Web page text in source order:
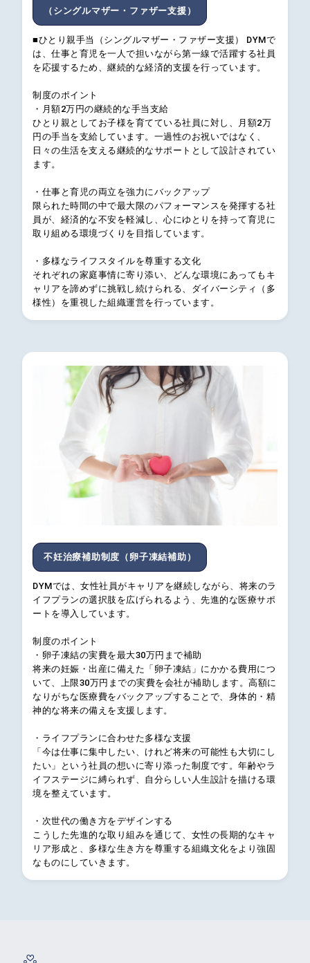
（シングルマザー・ファザー支援）
■ひとり親手当（シングルマザー・ファザー支援） DYMで
は、仕事と育児を一人で担いながら第一線で活躍する社員
を応援するため、継続的な経済的支援を行っています。
制度のポイント
・月額2万円の継続的な手当支給
ひとり親としてお子様を育てている社員に対し、月額2万
円の手当を支給しています。一過性のお祝いではなく、
日々の生活を支える継続的なサポートとして設計されてい
ます。
・仕事と育児の両立を強力にバックアップ
限られた時間の中で最大限のパフォーマンスを発揮する社
員が、経済的な不安を軽減し、心にゆとりを持って育児に
取り組める環境づくりを目指しています。
・多様なライフスタイルを尊重する文化
それぞれの家庭事情に寄り添い、どんな環境にあってもキ
ャリアを諦めずに挑戦し続けられる、ダイバーシティ（多
様性）を重視した組織運営を行っています。
不妊治療補助制度（卵子凍結補助）
DYMでは、女性社員がキャリアを継続しながら、将来のラ
イフプランの選択肢を広げられるよう、先進的な医療サポ
ートを導入しています。
制度のポイント
・卵子凍結の実費を最大30万円まで補助
将来の妊娠・出産に備えた「卵子凍結」にかかる費用につ
いて、上限30万円までの実費を会社が補助します。高額に
なりがちな医療費をバックアップすることで、身体的・精
神的な将来の備えを支援します。
・ライフプランに合わせた多様な支援
「今は仕事に集中したい、けれど将来の可能性も大切にし
たい」という社員の想いに寄り添った制度です。年齢やラ
イフステージに縛られず、自分らしい人生設計を描ける環
境を整えています。
・次世代の働き方をデザインする
こうした先進的な取り組みを通じて、女性の長期的なキャ
リア形成と、多様な生き方を尊重する組織文化をより強固
なものにしていきます。